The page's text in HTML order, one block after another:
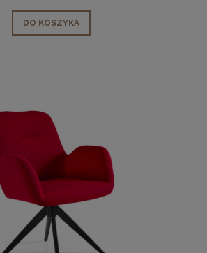
DO KOSZYKA